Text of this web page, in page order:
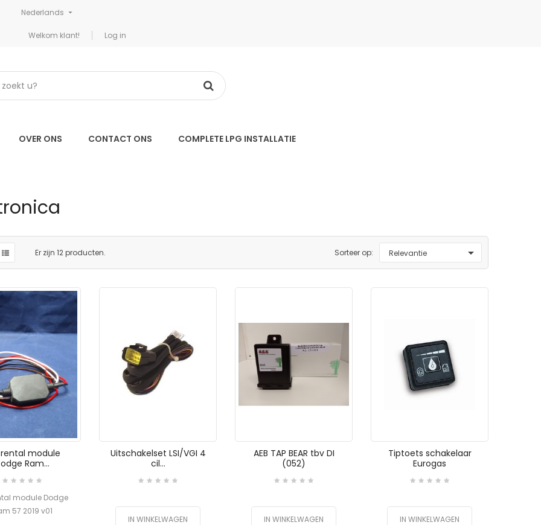
Nederlands 
Welkom klant! Log in
OVER ONS CONTACT ONS COMPLETE LPG INSTALLATIE
Er zijn 12 producten. Sorteer op: Relevantie 
module
Ram...
module Dodge
57 2019 v01
Uitschakelset LSI/VGI 4
cil...
IN WINKELWAGEN
AEB TAP BEAR tbv DI
(052)
IN WINKELWAGEN
Tiptoets schakelaar
Eurogas
IN WINKELWAGEN